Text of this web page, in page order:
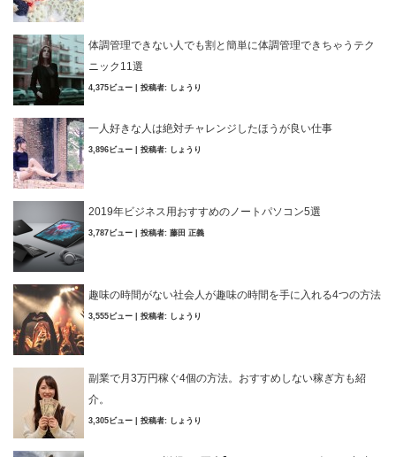
体調管理できない人でも割と簡単に体調管理できちゃうテク
ニック11選
4,375ビュー 投稿者: しょうり
一人好きな人は絶対チャレンジしたほうが良い仕事
3,896ビュー 投稿者: しょうり
2019年ビジネス用おすすめのノートパソコン5選
3,787ビュー 投稿者: 藤田 正義
趣味の時間がない社会人が趣味の時間を手に入れる4つの方法
3,555ビュー 投稿者: しょうり
副業で月3万円稼ぐ4個の方法。おすすめしない稼ぎ方も紹
介。
3,305ビュー 投稿者: しょうり